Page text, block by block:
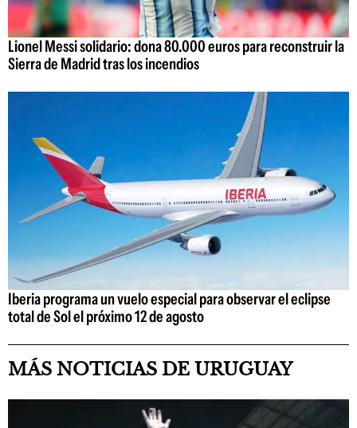
Lionel Messi solidario: dona 80.000 euros para reconstruir la
Sierra de Madrid tras los incendios
Iberia programa un vuelo especial para observar el eclipse
total de Sol el próximo 12 de agosto
MÁS NOTICIAS DE URUGUAY